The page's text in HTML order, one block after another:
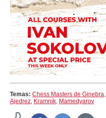
Temas: Chess Masters de Ginebra,
Ajedrez, Kramnik, Mamedyarov